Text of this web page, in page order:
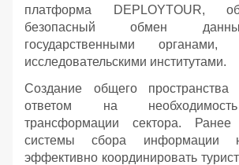
платформа DEPLOYTOUR,
безопасный обмен
государственными
исследовательскими институтами.
Создание общего
ответом на
трансформации сектора. Ранее
системы сбора информации
эффективно координировать